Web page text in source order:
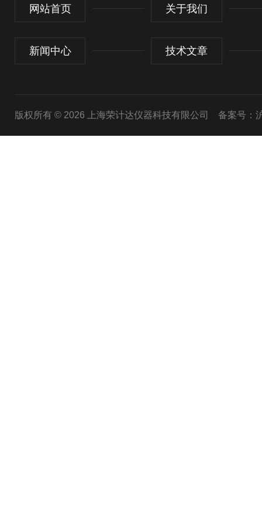
网站首页 关于我们
新闻中心 技术文章
版权所有 © 2026 上海荣计达仪器科技有限公司 备案号：